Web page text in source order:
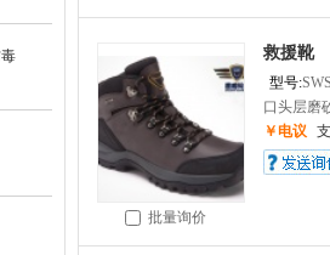
批量询价
救援靴
型号:
口头层磨
￥电议